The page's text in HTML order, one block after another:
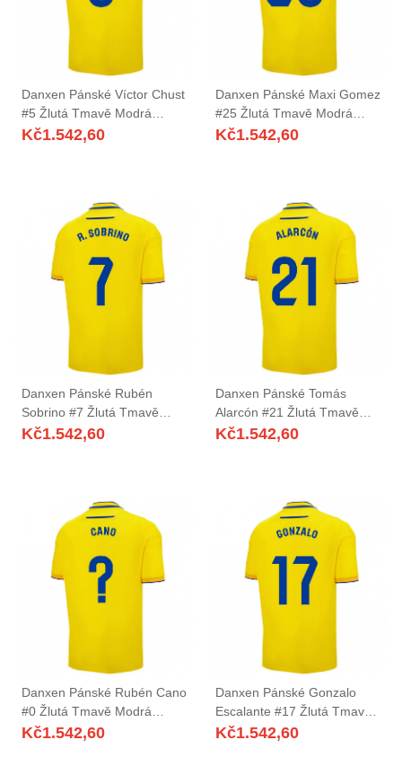
Danxen Pánské Víctor Chust
#5 Žlutá Tmavě Modrá
Domů Hráčské Dresy
Kč1.542,60
Danxen Pánské Maxi Gomez
#25 Žlutá Tmavě Modrá
Domů Hráčské Dresy
Kč1.542,60
Danxen Pánské Rubén
Sobrino #7 Žlutá Tmavě
Modrá Domů Hráčské Dresy
Kč1.542,60
Danxen Pánské Tomás
Alarcón #21 Žlutá Tmavě
Modrá Domů Hráčské Dresy
Kč1.542,60
Danxen Pánské Rubén Cano
#0 Žlutá Tmavě Modrá
Domů Hráčské Dresy
Kč1.542,60
Danxen Pánské Gonzalo
Escalante #17 Žlutá Tmavě
Modrá Domů Hráčské Dresy
Kč1.542,60